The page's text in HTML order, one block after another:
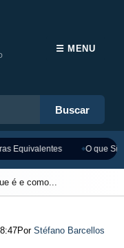
Buscar
☰ MENU
Equivalentes O que
é e como...
Por Stéfano Barcellos